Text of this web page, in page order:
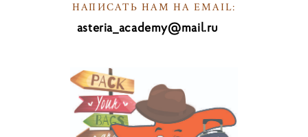
НАПИСАТЬ НАМ НА EMAIL:
asteria_academy@mail.ru